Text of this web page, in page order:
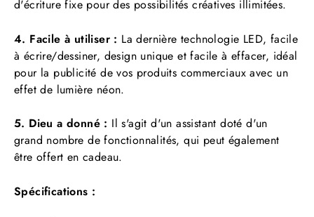
d'écriture fixe pour des possibilités créatives illimitées.
4. Facile à utiliser : La dernière technologie LED, facile
à écrire/dessiner, design unique et facile à effacer, idéal
pour la publicité de vos produits commerciaux avec un
effet de lumière néon.
5. Dieu a donné : Il s'agit d'un assistant doté d'un
grand nombre de fonctionnalités, qui peut également
être offert en cadeau.
Spécifications :